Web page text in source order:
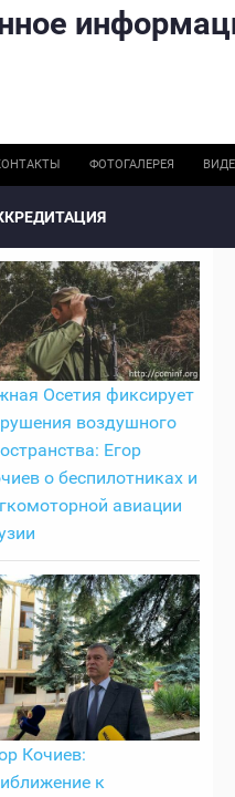
ФОТОГАЛЕРЕЯ
Осетия фиксирует
воздушного
Егор
о беспилотниках и
авиации
Кочиев:
к